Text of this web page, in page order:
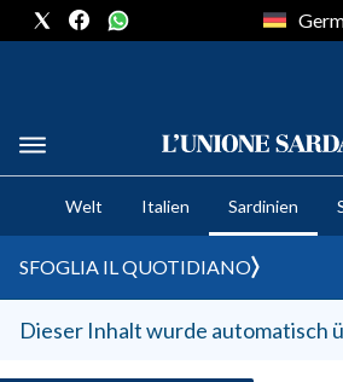
CRONACA SARDEGNA
CAGLIARI
SULCIS IGLESIENTE
MEDIO CAMPIDANO
Welt Italien Sardinien
SFOGLIA IL QUOTIDIANO
Dieser Inhalt wurde automatisch